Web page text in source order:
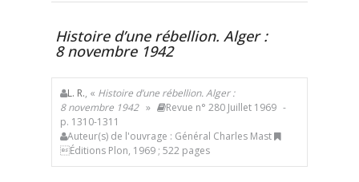
Histoire d’une rébellion. Alger :
8 novembre 1942
L. R., « Histoire d’une rébellion. Alger :
8 novembre 1942» Revue n° 280 Juillet 1969 -
p. 1310-1311
Auteur(s) de l'ouvrage : Général Charles Mast
Éditions Plon, 1969 ; 522 pages